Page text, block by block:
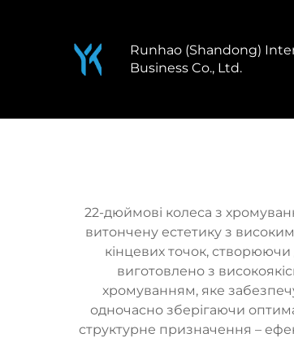
Runhao (Shandong)
Business Co., Ltd.
22-дюймові колеса з
витончену естетику з
кінцевих точок,
виготовлено з
хромуванням, яке
одночасно зберігаючи
структурне призначення –